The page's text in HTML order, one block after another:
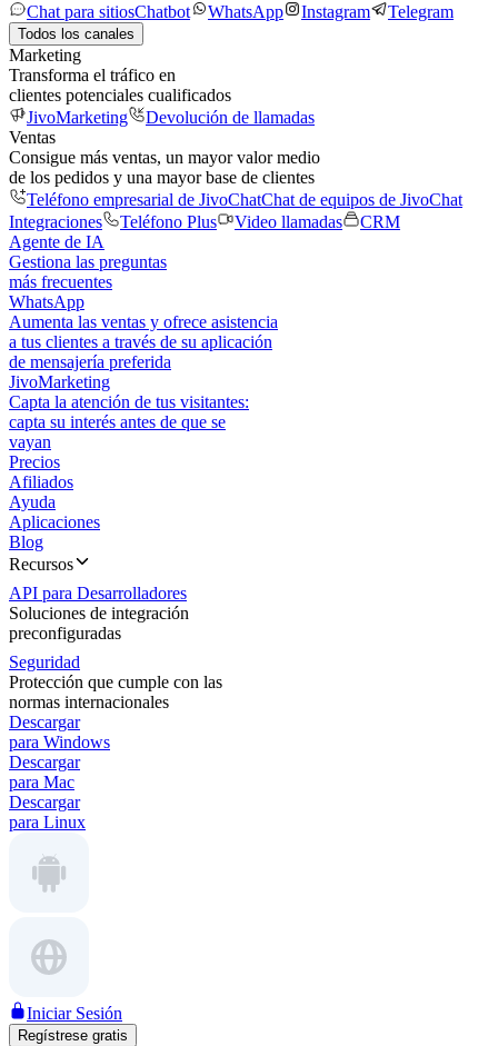
Chat para sitiosChatbot WhatsApp Instagram Telegram
Todos los canales
Marketing
Transforma el tráfico en
clientes potenciales cualificados
JivoMarketing
Devolución de llamadas
Ventas
Consigue más ventas, un mayor valor medio
de los pedidos y una mayor base de clientes
Teléfono empresarial de JivoChatChat de equipos de JivoChat
Integraciones
Teléfono Plus Video llamadas
CRM
Agente de IA
Gestiona las preguntas
más frecuentes
WhatsApp
Aumenta las ventas y ofrece asistencia
a tus clientes a través de su aplicación
de mensajería preferida
JivoMarketing
Capta la atención de tus visitantes:
capta su interés antes de que se
vayan
Precios
Afiliados
Ayuda
Aplicaciones
Blog
Recursos
API para Desarrolladores
Soluciones de integración
preconfiguradas
Seguridad
Protección que cumple con las
normas internacionales
Descargar
para Windows
Descargar
para Mac
Descargar
para Linux
Iniciar Sesión
Regístrese gratis